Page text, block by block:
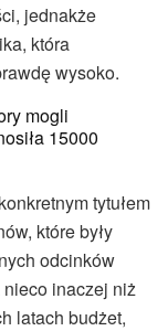
jednakże
która
wysoko.
mogli
15000
tytułem
które były
odcinków
nieco inaczej niż
latach budżet,